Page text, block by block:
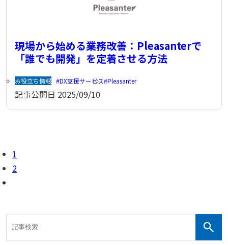
現場から始める業務改善：Pleasanterで
「誰でも開発」を定着させる方法
お役立ち情報 DX支援サービス Pleasanter
記事公開日 2025/09/10
1
2